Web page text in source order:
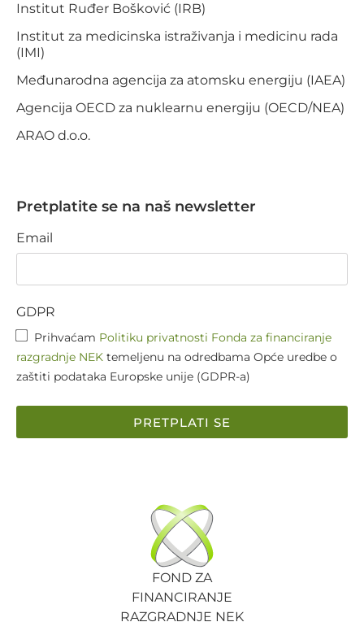
Institut Ruđer Bošković (IRB)
Institut za medicinska istraživanja i medicinu rada
(IMI)
Međunarodna agencija za atomsku energiju (IAEA)
Agencija OECD za nuklearnu energiju (OECD/NEA)
ARAO d.o.o.
Pretplatite se na naš newsletter
Email
GDPR
Prihvaćam Politiku privatnosti Fonda za financiranje
razgradnje NEK temeljenu na odredbama Opće uredbe o
zaštiti podataka Europske unije (GDPR-a)
PRETPLATI SE
FOND ZA
FINANCIRANJE
RAZGRADNJE NEK